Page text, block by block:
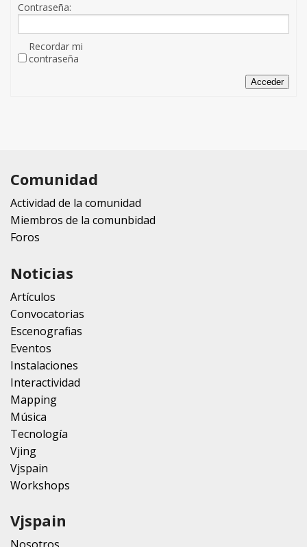
Contraseña:
Recordar mi
contraseña
Acceder
Comunidad
Actividad de la comunidad
Miembros de la comunbidad
Foros
Noticias
Artículos
Convocatorias
Escenografias
Eventos
Instalaciones
Interactividad
Mapping
Música
Tecnología
Vjing
Vjspain
Workshops
Vjspain